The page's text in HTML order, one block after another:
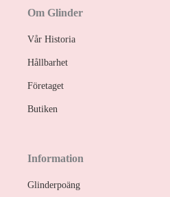
Om Glinder
Vår Historia
Hållbarhet
Företaget
Butiken
Information
Glinderpoäng